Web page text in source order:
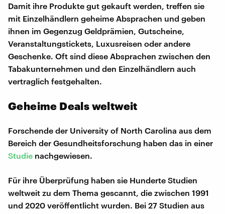
Damit ihre Produkte gut gekauft werden, treffen sie
mit Einzelhändlern geheime Absprachen und geben
ihnen im Gegenzug Geldprämien, Gutscheine,
Veranstaltungstickets, Luxusreisen oder andere
Geschenke. Oft sind diese Absprachen zwischen den
Tabakunternehmen und den Einzelhändlern auch
vertraglich festgehalten.
Geheime Deals weltweit
Forschende der University of North Carolina aus dem
Bereich der Gesundheitsforschung haben das in einer
Studie nachgewiesen.
Für ihre Überprüfung haben sie Hunderte Studien
weltweit zu dem Thema gescannt, die zwischen 1991
und 2020 veröffentlicht wurden. Bei 27 Studien aus